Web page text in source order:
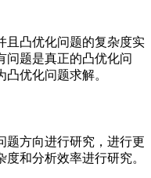
且凸优化问题的复杂度实
问题是真正的凸优化问
优化问题求解。
题方向进行研究，进行更
和分析效率进行研究。